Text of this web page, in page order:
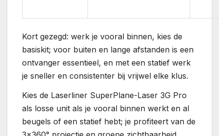
Kort gezegd: werk je vooral binnen, kies de
basiskit; voor buiten en lange afstanden is een
ontvanger essentieel, en met een statief werk
je sneller en consistenter bij vrijwel elke klus.
Kies de Laserliner SuperPlane-Laser 3G Pro
als losse unit als je vooral binnen werkt en al
beugels of een statief hebt; je profiteert van de